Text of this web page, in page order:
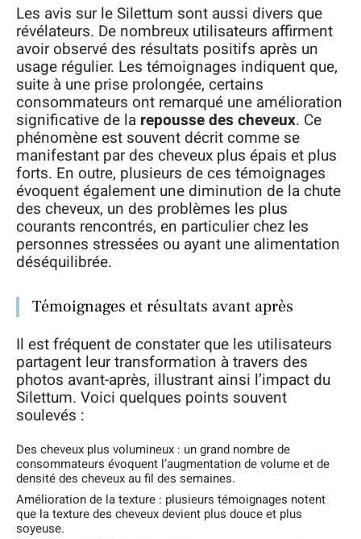
Les avis sur le Silettum sont aussi divers que
révélateurs. De nombreux utilisateurs affirment
avoir observé des résultats positifs après un
usage régulier. Les témoignages indiquent que,
suite à une prise prolongée, certains
consommateurs ont remarqué une amélioration
significative de la repousse des cheveux. Ce
phénomène est souvent décrit comme se
manifestant par des cheveux plus épais et plus
forts. En outre, plusieurs de ces témoignages
évoquent également une diminution de la chute
des cheveux, un des problèmes les plus
courants rencontrés, en particulier chez les
personnes stressées ou ayant une alimentation
déséquilibrée.
Témoignages et résultats avant après
Il est fréquent de constater que les utilisateurs
partagent leur transformation à travers des
photos avant-après, illustrant ainsi l’impact du
Silettum. Voici quelques points souvent
soulevés :
Des cheveux plus volumineux : un grand nombre de
consommateurs évoquent l’augmentation de volume et de
densité des cheveux au fil des semaines.
Amélioration de la texture : plusieurs témoignages notent
que la texture des cheveux devient plus douce et plus
soyeuse.